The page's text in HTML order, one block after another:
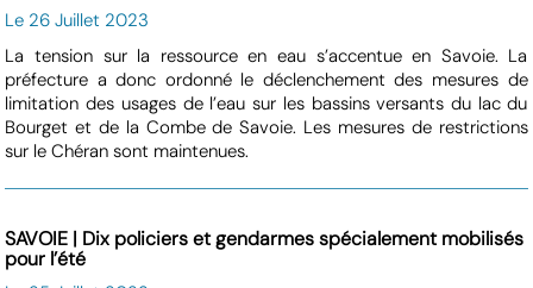
Le 26 Juillet 2023
La tension sur la ressource en eau s’accentue en Savoie. La
préfecture a donc ordonné le déclenchement des mesures de
limitation des usages de l’eau sur les bassins versants du lac du
Bourget et de la Combe de Savoie. Les mesures de restrictions
sur le Chéran sont maintenues.
SAVOIE | Dix policiers et gendarmes spécialement mobilisés
pour l’été